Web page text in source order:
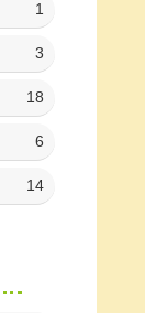
1
3
18
6
14